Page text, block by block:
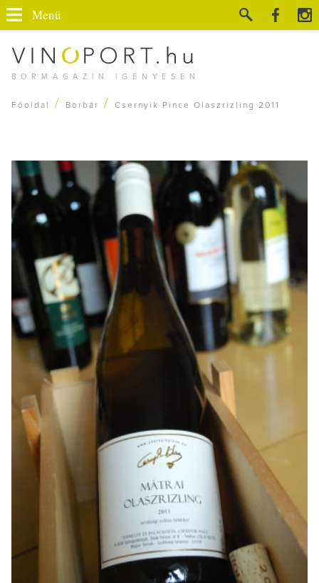
BORMAGAZIN IGÉNYESEN
Menü
Főoldal / Borbár / Csernyik Pince Olaszrizling 2011